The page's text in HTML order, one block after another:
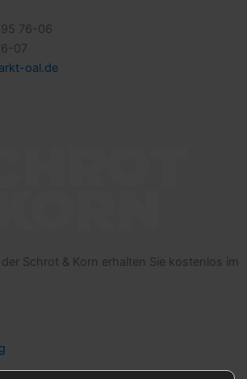
76-06
07
oal.de
Schrot & Korn erhalten Sie kostenlos im